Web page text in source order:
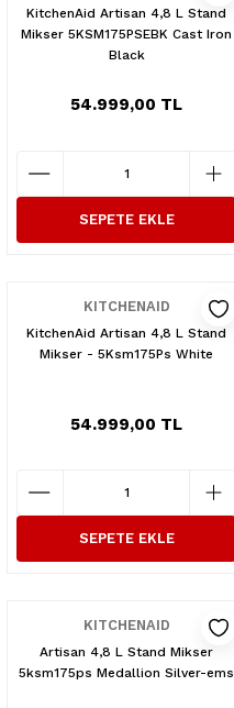
KitchenAid Artisan 4,8 L Stand
Mikser 5KSM175PSEBK Cast Iron
Black
54.999,00 TL
SEPETE EKLE
KITCHENAID
KitchenAid Artisan 4,8 L Stand
Mikser - 5Ksm175Ps White
54.999,00 TL
SEPETE EKLE
KITCHENAID
Artisan 4,8 L Stand Mikser
5ksm175ps Medallion Silver-ems